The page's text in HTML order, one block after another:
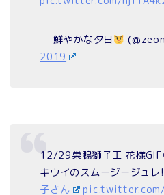
— 鮮やかな夕日
2019
12/29巣鴨獅子王 花様
キウイのスムージージュレ!
子さん
pic.twitter.com/